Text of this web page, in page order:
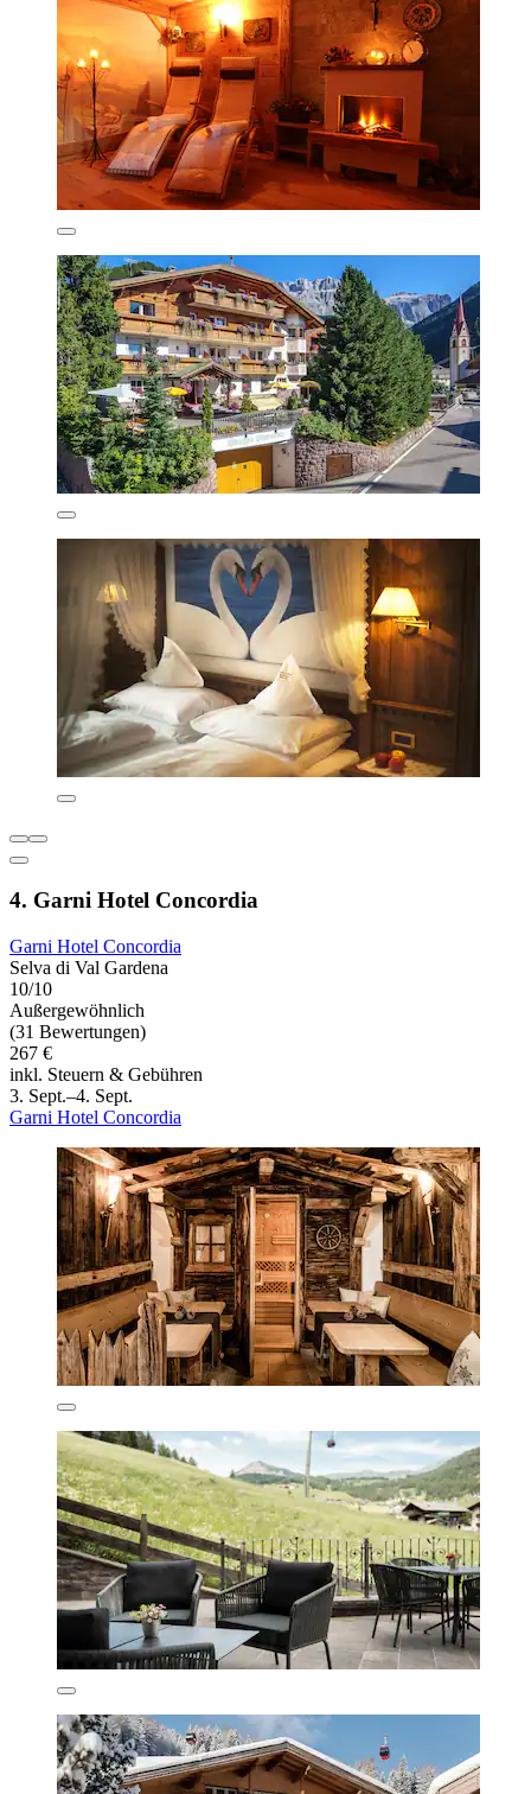
4. Garni Hotel Concordia
Garni Hotel Concordia
Selva di Val Gardena
10/10
Außergewöhnlich
(31 Bewertungen)
267 €
inkl. Steuern & Gebühren
3. Sept.–4. Sept.
Garni Hotel Concordia